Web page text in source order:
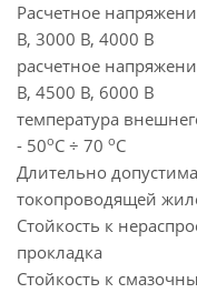
Расчетное
В, 3000 В, 4000 В
расчетное
В, 4500 В, 6000 В
температура
- 50оС ÷ 70 оС
Длительно
токопроводящей
Стойкость к
прокладка
Стойкость к